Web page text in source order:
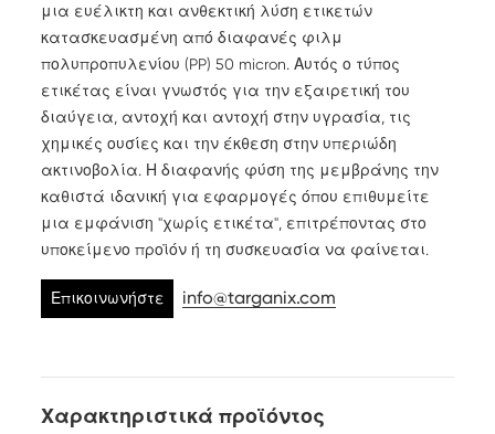
μια ευέλικτη και ανθεκτική λύση ετικετών
κατασκευασμένη από διαφανές φιλμ
πολυπροπυλενίου (PP) 50 micron. Αυτός ο τύπος
ετικέτας είναι γνωστός για την εξαιρετική του
διαύγεια, αντοχή και αντοχή στην υγρασία, τις
χημικές ουσίες και την έκθεση στην υπεριώδη
ακτινοβολία. Η διαφανής φύση της μεμβράνης την
καθιστά ιδανική για εφαρμογές όπου επιθυμείτε
μια εμφάνιση "χωρίς ετικέτα", επιτρέποντας στο
υποκείμενο προϊόν ή τη συσκευασία να φαίνεται.
Επικοινωνήστε info@targanix.com
Χαρακτηριστικά προϊόντος